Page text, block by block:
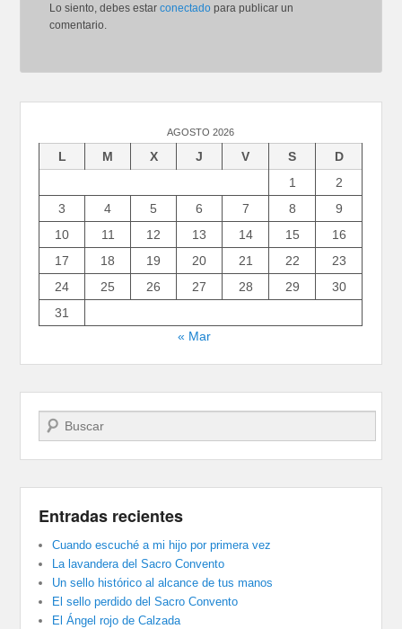
Lo siento, debes estarconectado para publicar un
comentario.
AGOSTO 2026
L M X J V S
D
1
2
3
4 5 6 7 8
9
10
11 12 13 14 15
16
17
18 19 20 21 22
23
24
25 26 27 28 29
30
31
« Mar
Buscar
Entradas recientes
Cuando escuché a mi hijo por primera vez
La lavandera del Sacro Convento
Un sello histórico al alcance de tus manos
El sello perdido del Sacro Convento
El Ángel rojo de Calzada